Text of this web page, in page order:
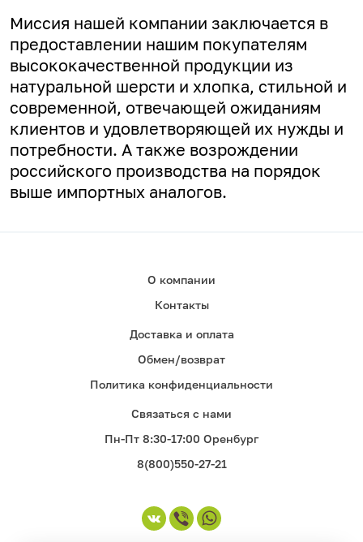
Миссия нашей компании заключается в
предоставлении нашим покупателям
высококачественной продукции из
натуральной шерсти и хлопка, стильной и
современной, отвечающей ожиданиям
клиентов и удовлетворяющей их нужды и
потребности. А также возрождении
российского производства на порядок
выше импортных аналогов.
О компании
Контакты
Доставка и оплата
Обмен/возврат
Политика конфиденциальности
Связаться с нами
Пн-Пт 8:30-17:00 Оренбург
8(800)550-27-21